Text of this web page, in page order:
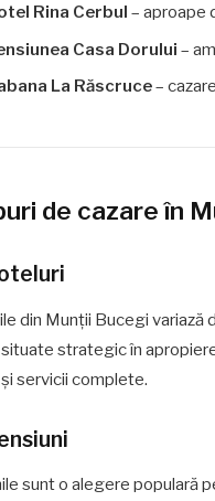
Rina Cerbul – aproape
Casa Dorului –
La Răscruce–
de cazare în
din Munții Bucegi variază
situate strategic în
servicii complete.
sunt o alegere populară